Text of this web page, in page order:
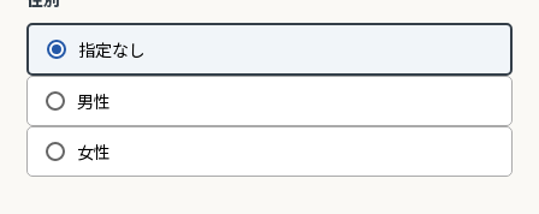
を楽しみたい】 ピグレットシリ
指定なし
男性
女性